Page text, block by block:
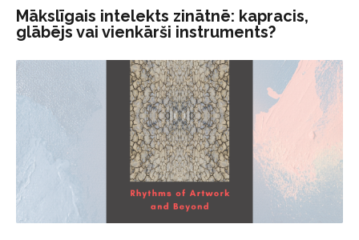
Mākslīgais intelekts zinātnē: kapracis,
glābējs vai vienkārši instruments?